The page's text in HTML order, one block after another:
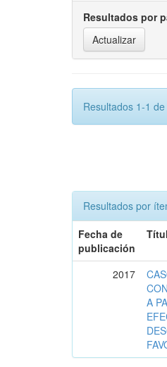
Resultados por
Resultados 1-1 de
Resultados por
Fecha de
publicación
2017
A